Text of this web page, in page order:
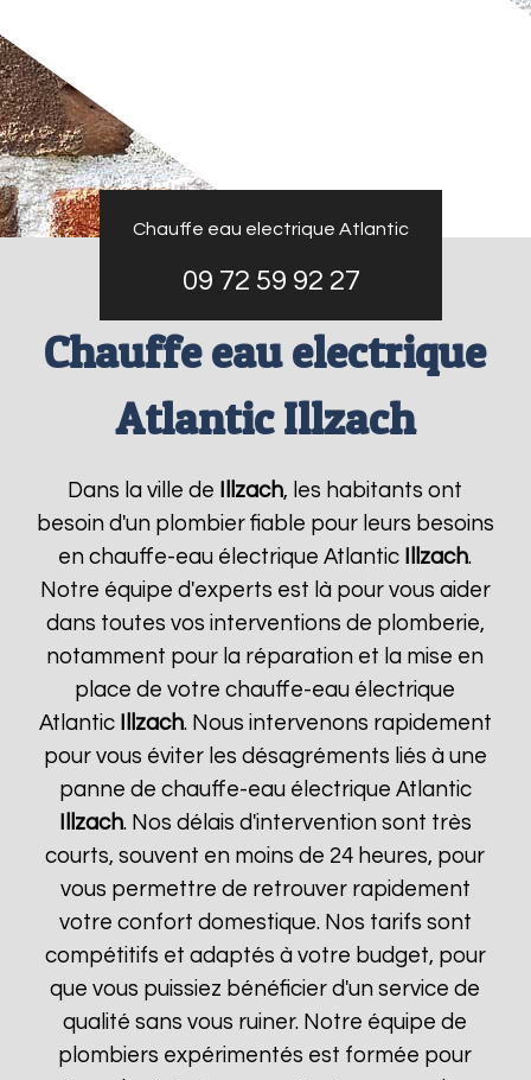
Chauffe eau electrique Atlantic
09 72 59 92 27
Chauffe eau electrique
Atlantic Illzach
Dans la ville de Illzach, les habitants ont
besoin d'un plombier fiable pour leurs besoins
en chauffe-eau électrique Atlantic
Illzach.
Notre équipe d'experts est là pour vous aider
dans toutes vos interventions de plomberie,
notamment pour la réparation et la mise en
place de votre chauffe-eau électrique
Atlantic
Illzach. Nous intervenons rapidement
pour vous éviter les désagréments liés à une
panne de chauffe-eau électrique Atlantic
Illzach. Nos délais d'intervention sont très
courts, souvent en moins de 24 heures, pour
vous permettre de retrouver rapidement
votre confort domestique. Nos tarifs sont
compétitifs et adaptés à votre budget, pour
que vous puissiez bénéficier d'un service de
qualité sans vous ruiner. Notre équipe de
plombiers expérimentés est formée pour